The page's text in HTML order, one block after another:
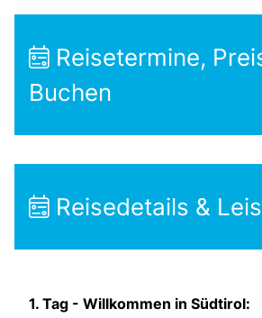
Reisetermine,
Buchen
Reisedetails &
1. Tag - Willkommen in Südtirol: